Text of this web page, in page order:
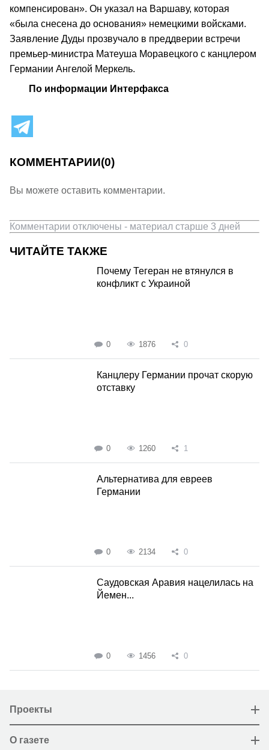
компенсирован». Он указал на Варшаву, которая
«была снесена до основания» немецкими войсками.
Заявление Дуды прозвучало в преддверии встречи
премьер-министра Матеуша Моравецкого с канцлером
Германии Ангелой Меркель.
По информации Интерфакса
КОММЕНТАРИИ(0)
Вы можете оставить комментарии.
Комментарии отключены - материал старше 3 дней
ЧИТАЙТЕ ТАКЖЕ
Почему Тегеран не втянулся в
конфликт с Украиной
0 1876 0
Канцлеру Германии прочат скорую
отставку
0 1260 1
Альтернатива для евреев
Германии
0 2134 0
Саудовская Аравия нацелилась на
Йемен...
0 1456 0
Проекты
О газете